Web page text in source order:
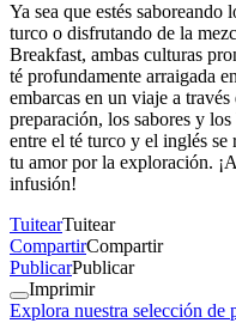
Ya sea que estés saboreando
turco o disfrutando de la
Breakfast, ambas culturas
té profundamente arraigada
embarcas en un viaje a
preparación, los sabores y
entre el té turco y el inglés se
tu amor por la exploración.
infusión!
TuitearTuitear
CompartirCompartir
PublicarPublicar
Imprimir
Explora nuestra selección de